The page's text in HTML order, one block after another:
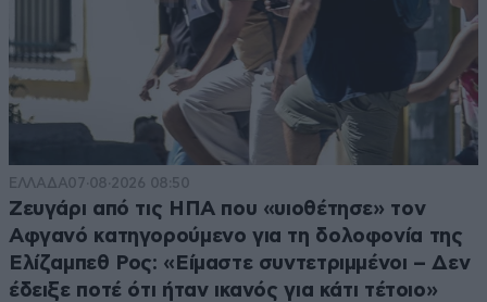
ΕΛΛΑΔΑ07·08·2026 08:50
Ζευγάρι από τις ΗΠΑ που «υιοθέτησε» τον
Αφγανό κατηγορούμενο για τη δολοφονία της
Ελίζαμπεθ Ρος: «Είμαστε συντετριμμένοι – Δεν
έδειξε ποτέ ότι ήταν ικανός για κάτι τέτοιο»